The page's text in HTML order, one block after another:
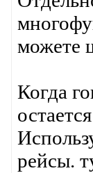
можете
Когда
рейсы.